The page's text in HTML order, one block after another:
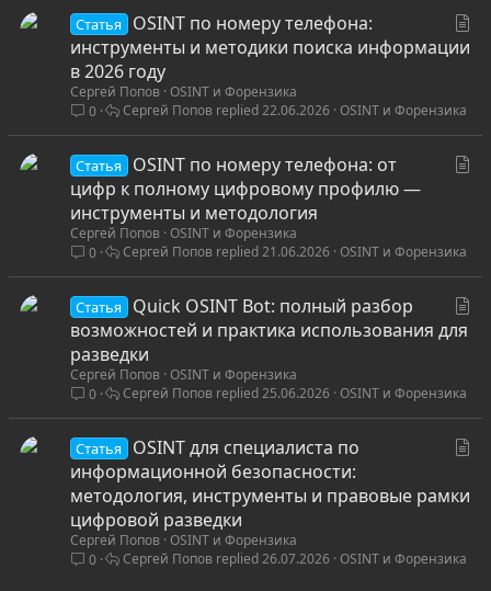
я
Статья
OSINT по номеру телефона:
инструменты и методики поиска информации
в 2026 году
Сергей Попов OSINT и Форензика
0
OSINT и Форензика
22.06.2026
Сергей Попов
я
Статья
OSINT по номеру телефона: от
цифр к полному цифровому профилю —
инструменты и методология
Сергей Попов OSINT и Форензика
0
OSINT и Форензика
21.06.2026
Сергей Попов
я
Статья
Quick OSINT Bot: полный разбор
возможностей и практика использования для
разведки
Сергей Попов OSINT и Форензика
0
OSINT и Форензика
25.06.2026
Сергей Попов
Статья
OSINT для специалиста по
информационной безопасности:
методология, инструменты и правовые рамки
цифровой разведки
Сергей Попов OSINT и Форензика
0
OSINT и Форензика
26.07.2026
Сергей Попов